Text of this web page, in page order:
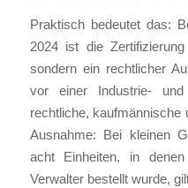
Praktisch bedeutet das:
2024 ist die
sondern ein rechtlicher
vor einer Industrie-
rechtliche, kaufmännische
Ausnahme: Bei kleinen
acht Einheiten, in
Verwalter bestellt wurde,